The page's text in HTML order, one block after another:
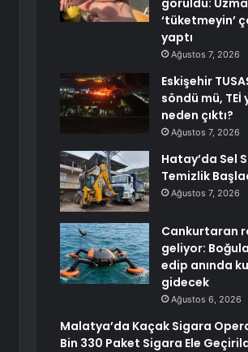
görüldü:
‘tüketmeyin’
yaptı
Ağustos 7, 2026
Eskişehir
söndü mü, TEİ
neden çıktı?
Ağustos 7, 2026
Hatay’da Sel
Temizlik
Ağustos 7, 2026
Cankurtaran
geliyor:
edip anında
gidecek
Ağustos 6, 2026
Malatya’da Kaçak Sigara
Bin 330 Paket Sigara Ele